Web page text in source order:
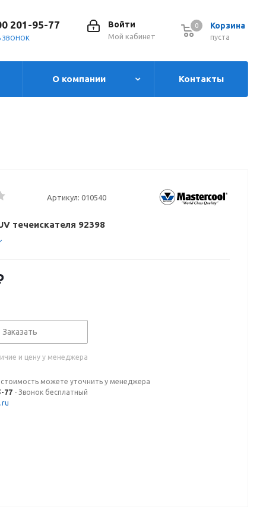
Корзина
0
пуста
0
Войти
Мой кабинет
201-95-77
ЗВОНОК
О компании Контакты
Артикул: 010540
течеискателя 92398
Заказать
и цену у менеджера
можете уточнить у менеджера
77 - Звонок бесплатный